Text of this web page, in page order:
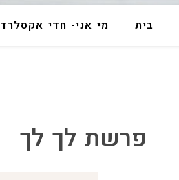
בית מי אני- חדי אקסלרד
פרשת לך לך